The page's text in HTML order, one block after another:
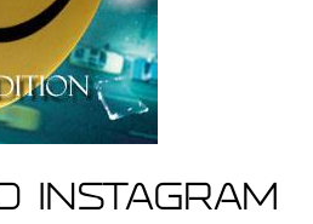
Instagram